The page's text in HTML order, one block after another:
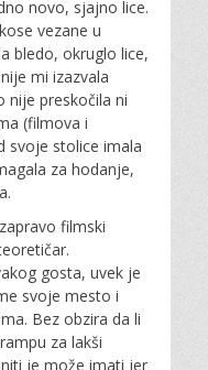
novo, sjajno lice.
vezane u
bledo, okruglo lice,
mi izazvala
nije preskočila ni
(filmova i
svoje stolice imala
za hodanje,
filmski
gosta, uvek je
svoje mesto i
Bez obzira da li
za lakši
je može imati jer